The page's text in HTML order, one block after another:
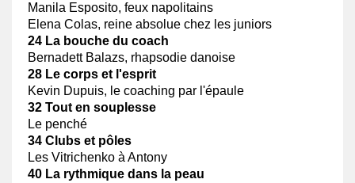
Manila Esposito, feux napolitains
Elena Colas, reine absolue chez les juniors
24 La bouche du coach
Bernadett Balazs, rhapsodie danoise
28 Le corps et l'esprit
Kevin Dupuis, le coaching par l'épaule
32 Tout en souplesse
Le penché
34 Clubs et pôles
Les Vitrichenko à Antony
40 La rythmique dans la peau